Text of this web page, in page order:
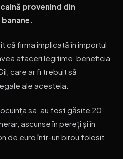
provenind din
că firma implicată în importul
afaceri legitime, beneficia
care ar fi trebuit să
ale acesteia.
sa, au fost găsite 20
ascunse în pereți și în
de euro într-un birou folosit